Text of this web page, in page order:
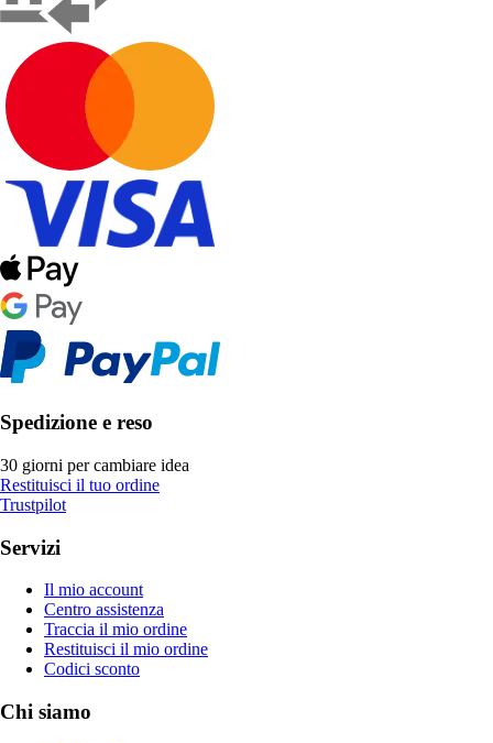
Spedizione e reso
30 giorni per cambiare idea
Restituisci il tuo ordine
Trustpilot
Servizi
Il mio account
Centro assistenza
Traccia il mio ordine
Restituisci il mio ordine
Codici sconto
Chi siamo